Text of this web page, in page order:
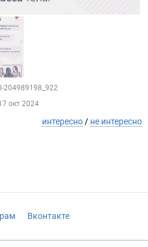
204989198_922
окт 2024
интересно / не интересно
Вконтакте